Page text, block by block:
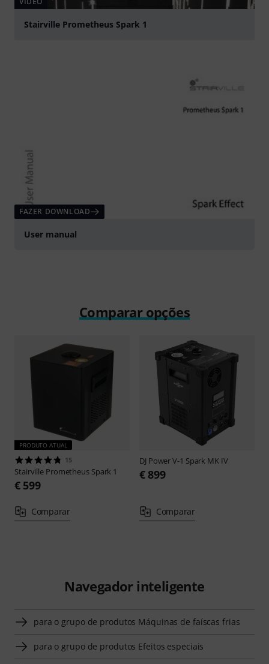
Stairville Prometheus Spark 1
FAZER DOWNLOAD
User manual
Comparar opções
PRODUTO ATUAL
15
Stairville Prometheus Spark 1
€ 599
Comparar
DJ PowerV-1 Spark MK IV
€ 899
Comparar
Navegador inteligente
para o grupo de produtos Máquinas de faíscas frias
para o grupo de produtos Efeitos especiais